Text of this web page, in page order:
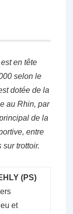
est en tête
selon le
dotée de la
au Rhin, par
de la
entre
trottoir.
(PS)
et